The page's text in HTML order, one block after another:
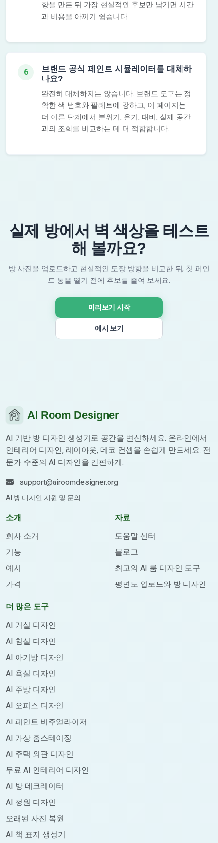
향을 만든 뒤 가장 현실적인 후보만 남기면 시간
과 비용을 아끼기 쉽습니다.
6
브랜드 공식 페인트 시뮬레이터를 대체하
나요?
완전히 대체하지는 않습니다. 브랜드 도구는 정
확한 색 번호와 팔레트에 강하고, 이 페이지는
더 이른 단계에서 분위기, 온기, 대비, 실제 공간
과의 조화를 비교하는 데 더 적합합니다.
실제 방에서 벽 색상을 테스트
해 볼까요?
방 사진을 업로드하고 현실적인 도장 방향을 비교한 뒤, 첫 페인
트 통을 열기 전에 후보를 줄여 보세요.
미리보기 시작
예시 보기
AI Room Designer
AI 기반 방 디자인 생성기로 공간을 변신하세요. 온라인에서
인테리어 디자인, 레이아웃, 데코 컨셉을 손쉽게 만드세요. 전
문가 수준의 AI 디자인을 간편하게.
support@airoomdesigner.org
AI 방 디자인 지원 및 문의
소개
회사 소개
기능
예시
가격
자료
도움말 센터
블로그
최고의 AI 룸 디자인 도구
평면도 업로드와 방 디자인
더 많은 도구
AI 거실 디자인
AI 침실 디자인
AI 아기방 디자인
AI 욕실 디자인
AI 주방 디자인
AI 오피스 디자인
AI 페인트 비주얼라이저
AI 가상 홈스테이징
AI 주택 외관 디자인
무료 AI 인테리어 디자인
AI 방 데코레이터
AI 정원 디자인
오래된 사진 복원
AI 책 표지 생성기